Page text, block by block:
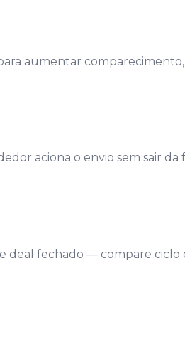
aumentar
aciona o envio sem sair da
fechado — compare ciclo